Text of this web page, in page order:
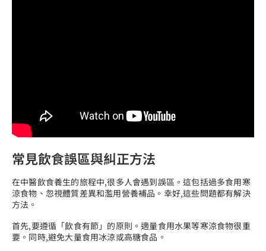
常見飲食誤區與糾正方法
在中醫飲食養生的旅程中,很多人會遇到誤區。這包括過多食用寒
涼食物、忽視體質差異和濫用營養補品。幸好,這些問題都有解決
方法。
首先,要遵循「飲食有節」的原則。適量食用水果等寒涼食物很重
要。同時,避免大量食用冰涼或高糖食品。